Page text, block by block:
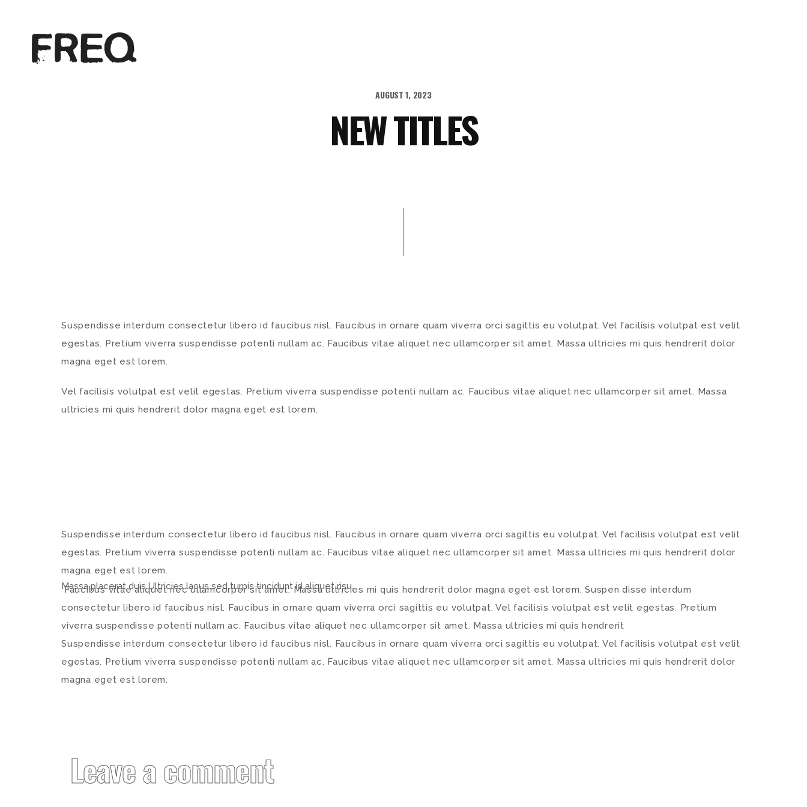
AUGUST 1, 2023
NEW TITLES
Suspendisse interdum consectetur libero id faucibus nisl. Faucibus in ornare quam viverra orci sagittis eu volutpat. Vel facilisis volutpat est velit
egestas. Pretium viverra suspendisse potenti nullam ac. Faucibus vitae aliquet nec ullamcorper sit amet. Massa ultricies mi quis hendrerit dolor
magna eget est lorem.
Vel facilisis volutpat est velit egestas. Pretium viverra suspendisse potenti nullam ac. Faucibus vitae aliquet nec ullamcorper sit amet. Massa
ultricies mi quis hendrerit dolor magna eget est lorem.
Suspendisse interdum consectetur libero id faucibus nisl. Faucibus in ornare quam viverra orci sagittis eu volutpat. Vel facilisis volutpat est velit
egestas. Pretium viverra suspendisse potenti nullam ac. Faucibus vitae aliquet nec ullamcorper sit amet. Massa ultricies mi quis hendrerit dolor
magna eget est lorem.
Massa placerat duis Ultricies lacus sed turpis tincidunt id aliquet risu.
Faucibus vitae aliquet nec ullamcorper sit amet. Massa ultricies mi quis hendrerit dolor magna eget est lorem. Suspen disse interdum
consectetur libero id faucibus nisl. Faucibus in ornare quam viverra orci sagittis eu volutpat. Vel facilisis volutpat est velit egestas. Pretium
viverra suspendisse potenti nullam ac. Faucibus vitae aliquet nec ullamcorper sit amet. Massa ultricies mi quis hendrerit
Suspendisse interdum consectetur libero id faucibus nisl. Faucibus in ornare quam viverra orci sagittis eu volutpat. Vel facilisis volutpat est velit
egestas. Pretium viverra suspendisse potenti nullam ac. Faucibus vitae aliquet nec ullamcorper sit amet. Massa ultricies mi quis hendrerit dolor
magna eget est lorem.
Leave a comment